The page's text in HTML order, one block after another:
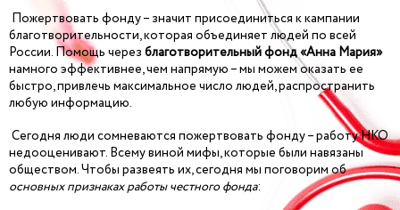
Пожертвовать фонду – значит присоединиться к кампании
благотворительности, которая объединяет людей по всей
России. Помощь через благотворительный фонд «Анна Мария»
намного эффективнее, чем напрямую – мы можем оказать ее
быстро, привлечь максимальное число людей, распространить
любую информацию.
Сегодня люди сомневаются пожертвовать фонду – работу НКО
недооценивают. Всему виной мифы, которые были навязаны
обществом. Чтобы развеять их, сегодня мы поговорим об
основных признаках работы честного фонда: